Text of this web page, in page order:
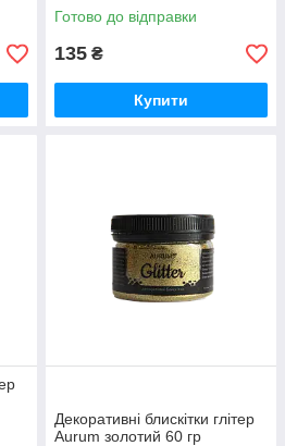
Готово до відправки
135 ₴
Купити
Декоративні блискітки глітер
Aurum золотий 60 гр